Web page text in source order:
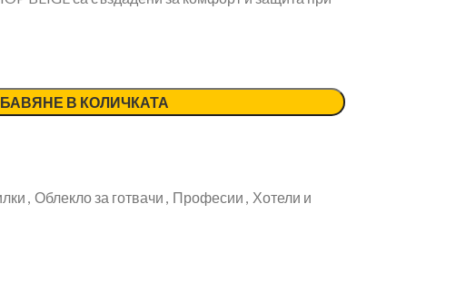
В КОЛИЧКАТА
, Облекло за готвачи , Професии , Хотели и